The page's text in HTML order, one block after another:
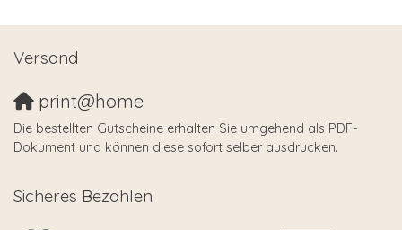
Versand
print@home
Die bestellten Gutscheine erhalten Sie umgehend als PDF-
Dokument und können diese sofort selber ausdrucken.
Sicheres Bezahlen